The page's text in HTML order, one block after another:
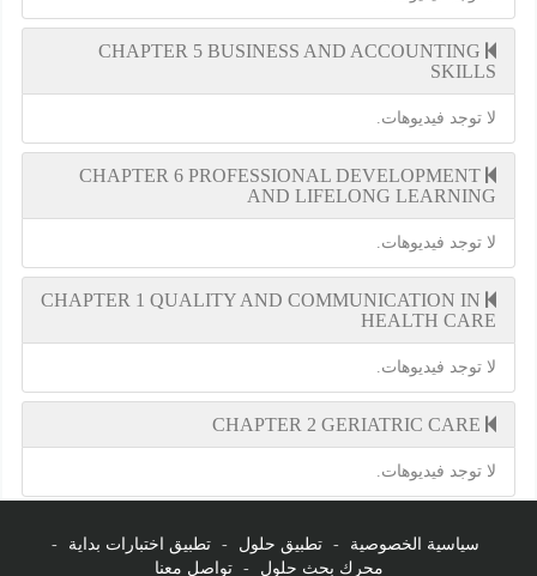
CHAPTER 5 BUSINESS AND ACCOUNTING
SKILLS
لا توجد فيديوهات.
CHAPTER 6 PROFESSIONAL DEVELOPMENT
AND LIFELONG LEARNING
لا توجد فيديوهات.
CHAPTER 1 QUALITY AND COMMUNICATION IN
HEALTH CARE
لا توجد فيديوهات.
لا توجد فيديوهات.
سياسية الخصوصية - تطبيق حلول - تطبيق اختبارات بداية
-
محرك بحث حلول
- تواصل معنا